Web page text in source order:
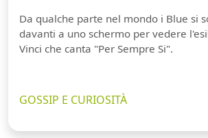
Da qualche parte nel mondo i Blue si
davanti a uno schermo per vedere
Vinci che canta "Per Sempre Si".
GOSSIP E CURIOSITÀ